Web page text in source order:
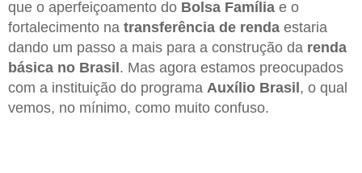
que o aperfeiçoamento do Bolsa Família e o
fortalecimento na transferência de renda estaria
dando um passo a mais para a construção da renda
básica no Brasil. Mas agora estamos preocupados
com a instituição do programa Auxílio Brasil, o qual
vemos, no mínimo, como muito confuso.